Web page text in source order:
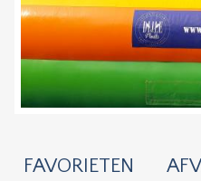
FAVORIETEN